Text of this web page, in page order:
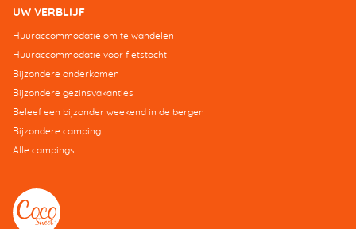
UW VERBLIJF
Huuraccommodatie om te wandelen
Huuraccommodatie voor fietstocht
Bijzondere onderkomen
Bijzondere gezinsvakanties
Beleef een bijzonder weekend in de bergen
Bijzondere camping
Alle campings